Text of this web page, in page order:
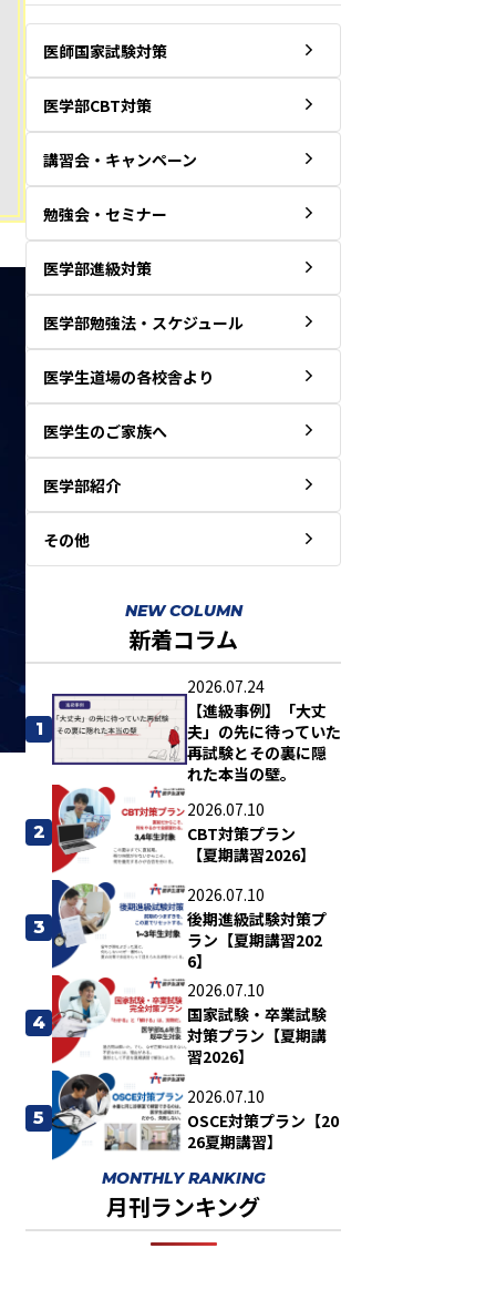
医師国家試験対策
医学部CBT対策
講習会・キャンペーン
勉強会・セミナー
医学部進級対策
医学部勉強法・スケジュール
医学生道場の各校舎より
医学生のご家族へ
医学部紹介
その他
NEW COLUMN
新着コラム
1
2026.07.24
【進級事例】「大丈
夫」の先に待っていた
再試験とその裏に隠
れた本当の壁。
2
2026.07.10
CBT対策プラン
【夏期講習2026】
3
2026.07.10
後期進級試験対策プ
ラン【夏期講習202
6】
4
2026.07.10
国家試験・卒業試験
対策プラン【夏期講
習2026】
5
2026.07.10
OSCE対策プラン【20
26夏期講習】
MONTHLY RANKING
月刊ランキング